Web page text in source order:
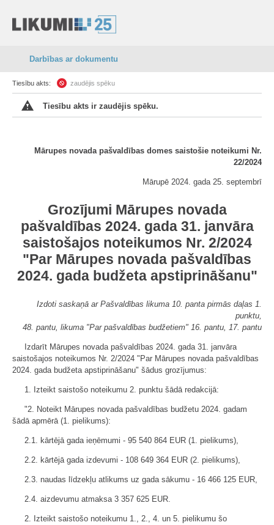
Darbības ar dokumentu
Tiesību akts: zaudējis spēku
Tiesību akts ir zaudējis spēku.
Mārupes novada pašvaldības domes saistošie noteikumi Nr.
22/2024
Mārupē 2024. gada 25. septembrī
Grozījumi Mārupes novada
pašvaldības 2024. gada 31. janvāra
saistošajos noteikumos Nr. 2/2024
"Par Mārupes novada pašvaldības
2024. gada budžeta apstiprināšanu"
Izdoti saskaņā ar Pašvaldības likuma 10. panta pirmās daļas 1.
punktu,
48. pantu, likuma "Par pašvaldības budžetiem" 16. pantu, 17. pantu
Izdarīt Mārupes novada pašvaldības 2024. gada 31. janvāra
saistošajos noteikumos Nr. 2/2024 "Par Mārupes novada pašvaldības
2024. gada budžeta apstiprināšanu" šādus grozījumus:
1. Izteikt saistošo noteikumu 2. punktu šādā redakcijā:
"2. Noteikt Mārupes novada pašvaldības budžetu 2024. gadam
šādā apmērā (1. pielikums):
2.1. kārtējā gada ieņēmumi - 95 540 864 EUR (1. pielikums),
2.2. kārtējā gada izdevumi - 108 649 364 EUR (2. pielikums),
2.3. naudas līdzekļu atlikums uz gada sākumu - 16 466 125 EUR,
2.4. aizdevumu atmaksa 3 357 625 EUR.
2. Izteikt saistošo noteikumu 1., 2., 4. un 5. pielikumu šo